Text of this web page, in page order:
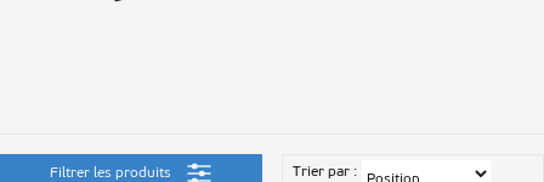
Filtrer les produits Trier par :